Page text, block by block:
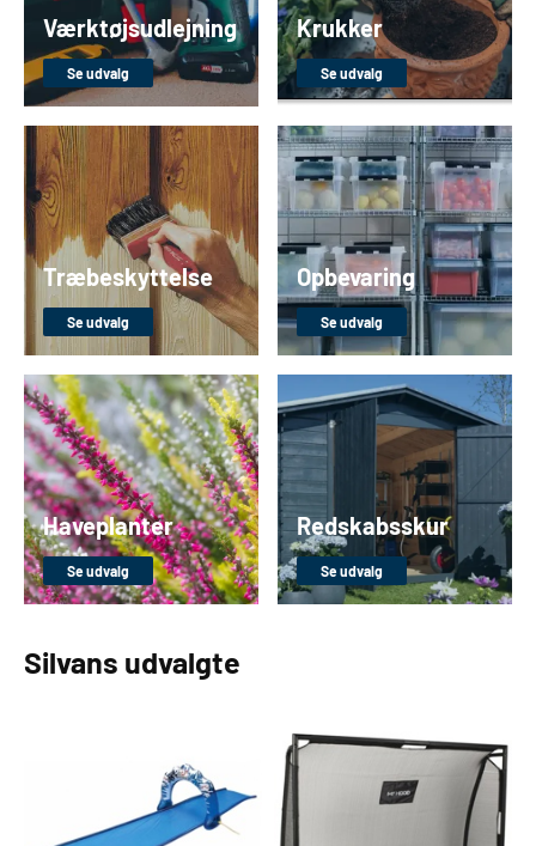
Værktøjsudlejning
Se udvalg
Krukker
Se udvalg
Træbeskyttelse
Se udvalg
Opbevaring
Se udvalg
Haveplanter
Se udvalg
Redskabsskur
Se udvalg
Silvans udvalgte